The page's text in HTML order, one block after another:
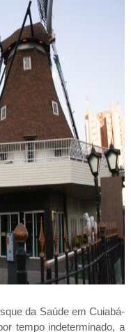
da Saúde em Cuiabá-
tempo indeterminado, a